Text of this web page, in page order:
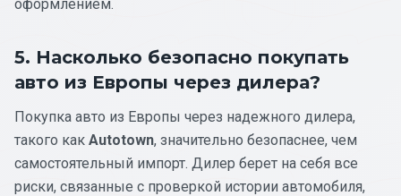
оформлением.
5. Насколько безопасно покупать
авто из Европы через дилера?
Покупка авто из Европы через надежного дилера,
такого как Autotown, значительно безопаснее, чем
самостоятельный импорт. Дилер берет на себя все
риски, связанные с проверкой истории автомобиля,